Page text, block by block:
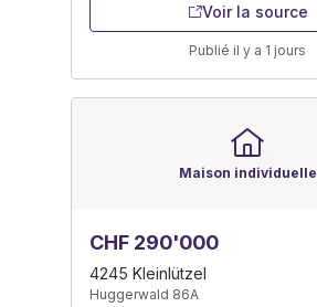
Voir la source
Publié il y a 1 jours
Maison individuelle
CHF 290'000
4245 Kleinlützel
Huggerwald 86A